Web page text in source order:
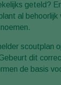
geteld?
al
scoutplan
dit
de basis